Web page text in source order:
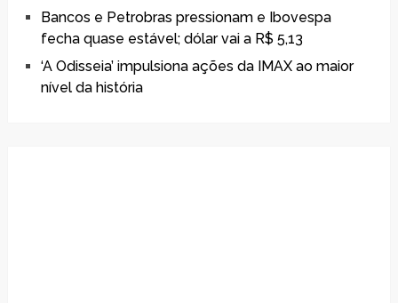
Bancos e Petrobras pressionam e Ibovespa
fecha quase estável; dólar vai a R$ 5,13
‘A Odisseia’ impulsiona ações da IMAX ao maior
nível da história